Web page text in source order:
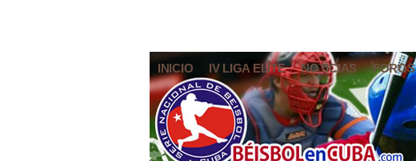
INICIO IV LIGA ELITE NOTICIAS FOROS